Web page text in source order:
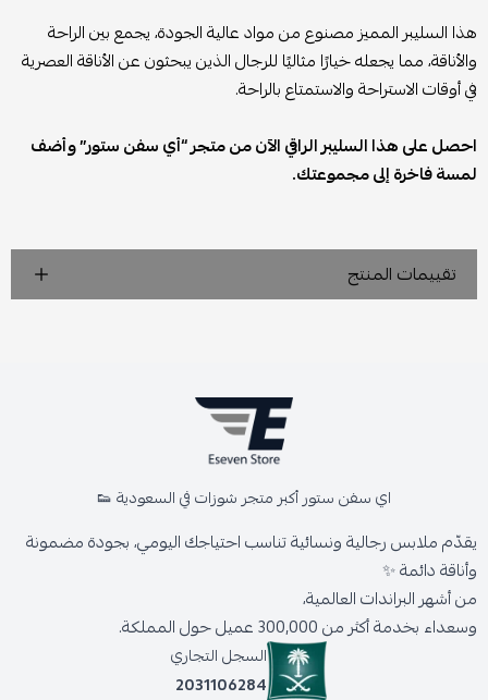
هذا السليبر المميز مصنوع من مواد عالية الجودة، يجمع بين الراحة
والأناقة، مما يجعله خيارًا مثاليًا للرجال الذين يبحثون عن الأناقة العصرية
في أوقات الاستراحة والاستمتاع بالراحة.
احصل على هذا السليبر الراقي الآن من متجر “أي سفن ستور” وأضف
لمسة فاخرة إلى مجموعتك.
تقييمات المنتج
اي سفن ستور أكبر متجر شوزات في السعودية 👟
يقدّم ملابس رجالية ونسائية تناسب احتياجك اليومي، بجودة مضمونة
وأناقة دائمة ✨
من أشهر البراندات العالمية،
وسعداء بخدمة أكثر من 300,000 عميل حول المملكة.
السجل التجاري
2031106284